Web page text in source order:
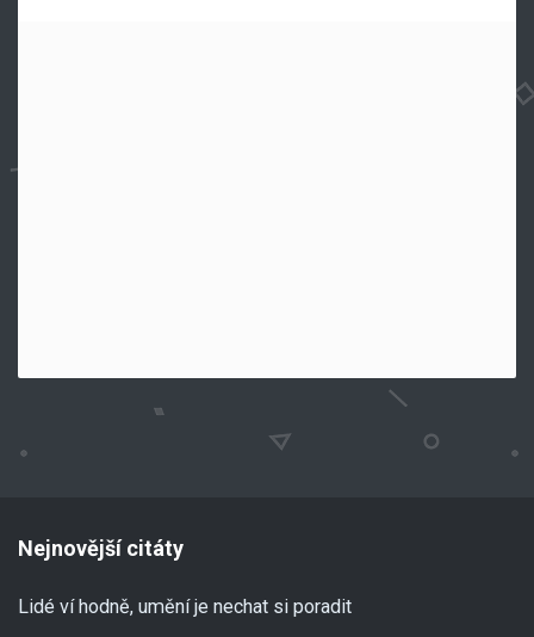
Nejnovější citáty
Lidé ví hodně, umění je nechat si poradit